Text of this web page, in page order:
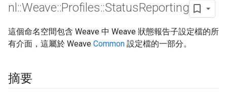
nl ::Weave::Profiles::StatusReporting
這個命名空間包含 Weave 中 Weave 狀態報告子設定檔的所
有介面，這屬於 Weave Common 設定檔的一部分。
摘要